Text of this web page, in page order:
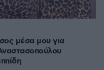
μέσα μου για